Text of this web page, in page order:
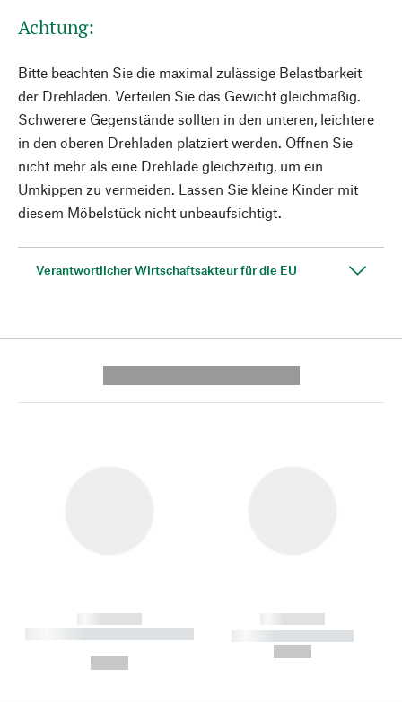
Achtung:
Bitte beachten Sie die maximal zulässige Belastbarkeit
der Drehladen. Verteilen Sie das Gewicht gleichmäßig.
Schwerere Gegenstände sollten in den unteren, leichtere
in den oberen Drehladen platziert werden. Öffnen Sie
nicht mehr als eine Drehlade gleichzeitig, um ein
Umkippen zu vermeiden. Lassen Sie kleine Kinder mit
diesem Möbelstück nicht unbeaufsichtigt.
Verantwortlicher Wirtschaftsakteur für die EU
------------
----------- ----------- --------
------------
----------- -----------